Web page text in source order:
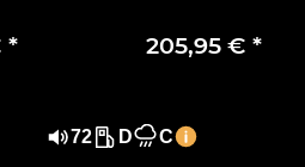
*
245/45 R17 99V XL
205,95 €*
72 D C